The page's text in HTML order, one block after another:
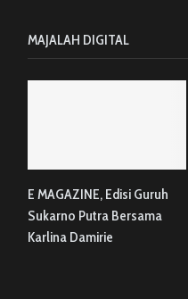
MAJALAH DIGITAL
E MAGAZINE, Edisi Guruh
Sukarno Putra Bersama
Karlina Damirie